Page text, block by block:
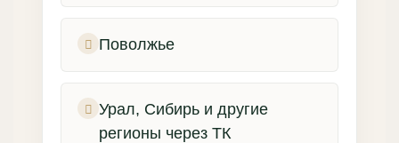
Поволжье
Урал, Сибирь и другие
регионы через ТК